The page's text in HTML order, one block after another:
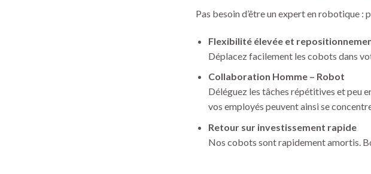
Pas besoin d’être un expert en robotique
Flexibilité élevée et
Déplacez facilement les cobots dans
Collaboration Homme – Robot
Déléguez les tâches répétitives et peu
vos employés peuvent ainsi se
Retour sur investissement rapide
Nos cobots sont rapidement amortis.